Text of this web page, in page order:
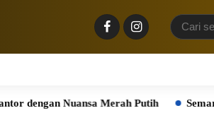
Nuansa Merah Putih Semarak HUT